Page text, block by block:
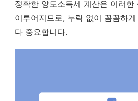
정확한 양도소득세 계산은 이러한
이루어지므로, 누락 없이 꼼꼼하
다 중요합니다.